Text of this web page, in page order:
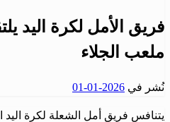
فريق الأمل لكرة اليد
ملعب الجلاء
نُشر في 2026-01-01
يتنافس فريق أمل الشعلة لكرة